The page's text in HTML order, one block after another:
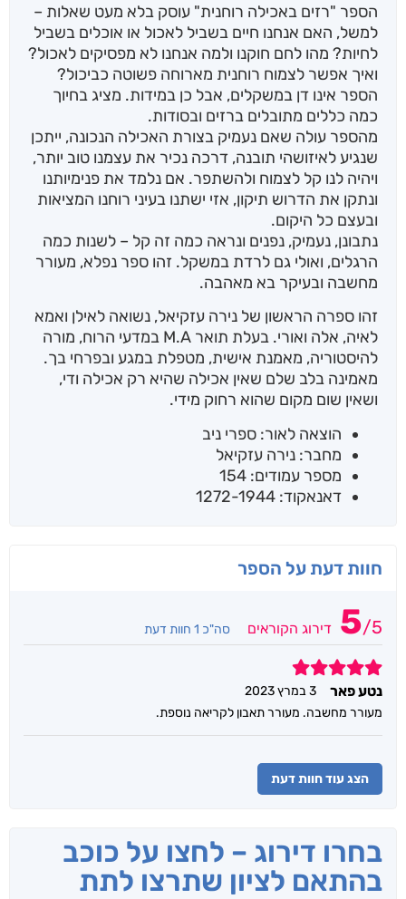
הספר "רזים באכילה רוחנית" עוסק בלא מעט שאלות –
למשל, האם אנחנו חיים בשביל לאכול או אוכלים בשביל
לחיות? מהו לחם חוקנו ולמה אנחנו לא מפסיקים לאכול?
ואיך אפשר לצמוח רוחנית מארוחה פשוטה כביכול?
הספר אינו דן במשקלים, אבל כן במידות. מציג בחיוך
כמה כללים מתובלים ברזים ובסודות.
מהספר עולה שאם נעמיק בצורת האכילה הנכונה, ייתכן
שנגיע לאיזושהי תובנה, דרכה נכיר את עצמנו טוב יותר,
ויהיה לנו קל לצמוח ולהשתפר. אם נלמד את פנימיותנו
ונתקן את הדרוש תיקון, אזי ישתנו בעיני רוחנו המציאות
ובעצם כל היקום.
נתבונן, נעמיק, נפנים ונראה כמה זה קל – לשנות כמה
הרגלים, ואולי גם לרדת במשקל. זהו ספר נפלא, מעורר
מחשבה ובעיקר בא מאהבה.
זהו ספרה הראשון של נירה עזקיאל, נשואה לאילן ואמא
לאיה, אלה ואורי. בעלת תואר M.A במדעי הרוח, מורה
להיסטוריה, מאמנת אישית, מטפלת במגע ובפרחי בך.
מאמינה בלב שלם שאין אכילה שהיא רק אכילה ודי,
ושאין שום מקום שהוא רחוק מידי.
הוצאה לאור: ספרי ניב
מחבר: נירה עזקיאל
מספר עמודים: 154
דאנאקוד: 1272-1944
חוות דעת על הספר
5/5 דירוג הקוראים סה"כ 1 חוות דעת
5
נטע פאר
3 במרץ 2023
מעורר מחשבה. מעורר תאבון לקריאה נוספת.
הצג עוד חוות דעת
בחרו דירוג – לחצו על כוכב
בהתאם לציון שתרצו לתת